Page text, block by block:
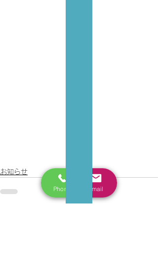
お知らせ
Phone Email